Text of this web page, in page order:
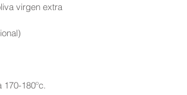
virgen extra
170-180ºc.